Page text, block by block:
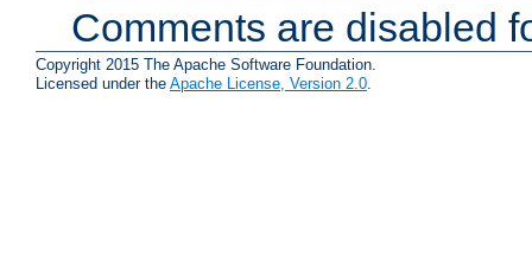
Comments are disabled
Copyright 2015 The Apache Software Foundation.
Licensed under the Apache License, Version 2.0.